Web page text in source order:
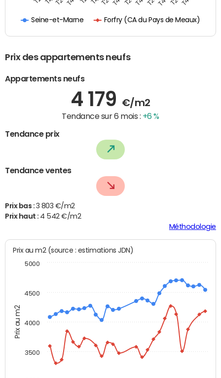
Seine-et-Marne Forfry (CA du Pays de Meaux)
Prix des appartements neufs
Appartements neufs
4 179 €/m2
Tendance sur 6 mois : +6 %
Tendance prix
Tendance ventes
Prix bas : 3 803 €/m2
Prix haut : 4 542 €/m2
Méthodologie
Prix au m2
Prix au m2 (source : estimations JDN)
3500
4000
4500
5000